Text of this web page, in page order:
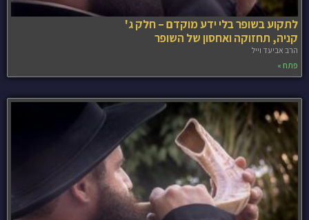
לתקוע בשופר בלי ידע מוקדם – חלק ג'
קניה, תחזוקה ואחסון של השופר
הרב אביעד וייל
פתח »